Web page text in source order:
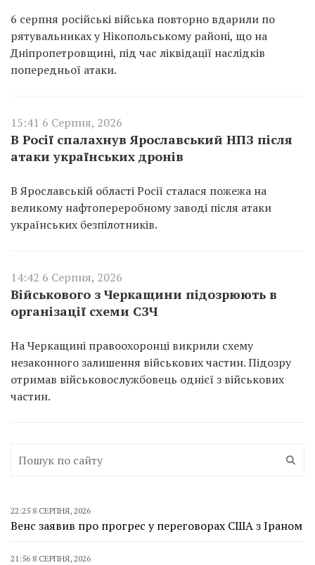
6 серпня російські війська повторно вдарили по
рятувальниках у Нікопольському районі, що на
Дніпропетровщині, під час ліквідації наслідків
попередньої атаки.
15:41 6 Серпня, 2026
В Росії спалахнув Ярославський НПЗ після
атаки українських дронів
В Ярославській області Росії сталася пожежа на
великому нафтопереробному заводі після атаки
українських безпілотників.
14:42 6 Серпня, 2026
Військового з Черкащини підозрюють в
організації схеми СЗЧ
На Черкащині правоохоронці викрили схему
незаконного залишення військових частин. Підозру
отримав військовослужбовець однієї з військових
частин.
22:25 8 СЕРПНЯ, 2026
Венс заявив про прогрес у переговорах США з Іраном
21:56 8 СЕРПНЯ, 2026